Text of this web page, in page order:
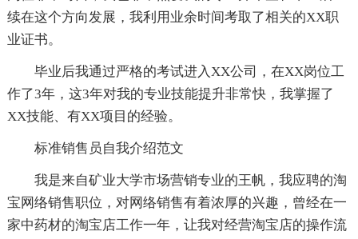
续在这个方向发展，我利用业余时间考取了相关的XX职
业证书。
毕业后我通过严格的考试进入XX公司，在XX岗位工
作了3年，这3年对我的专业技能提升非常快，我掌握了
XX技能、有XX项目的经验。
标准销售员自我介绍范文
我是来自矿业大学市场营销专业的王帆，我应聘的淘
宝网络销售职位，对网络销售有着浓厚的兴趣，曾经在一
家中药材的淘宝店工作一年，让我对经营淘宝店的操作流